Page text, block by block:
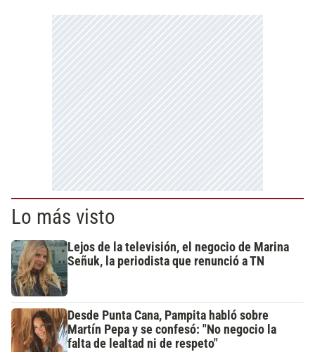
Lo más visto
Lejos de la televisión, el negocio de Marina
Señuk, la periodista que renunció a TN
Desde Punta Cana, Pampita habló sobre
Martín Pepa y se confesó: "No negocio la
falta de lealtad ni de respeto"